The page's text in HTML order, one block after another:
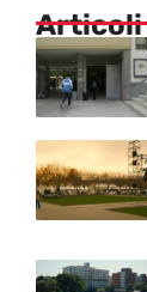
Articoli